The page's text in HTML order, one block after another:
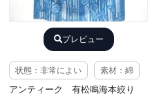
プレビュー
状態：非常によい 素材：綿
アンティーク 有松鳴海本絞り